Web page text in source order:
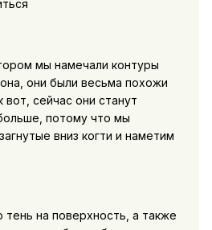
мы намечали контуры
они были весьма похожи
вот, сейчас они станут
потому что мы
вниз когти и наметим
на поверхность, а также